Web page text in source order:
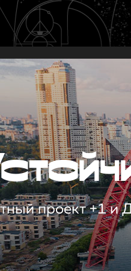
проект +1 и